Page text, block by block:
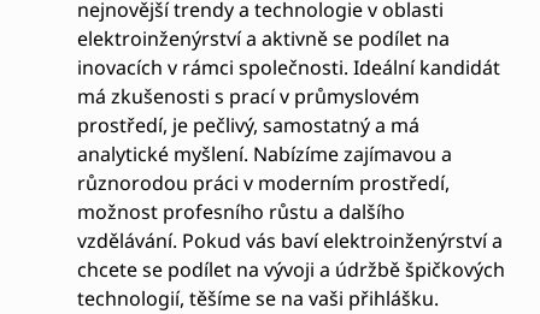
nejnovější trendy a technologie v oblasti
elektroinženýrství a aktivně se podílet na
inovacích v rámci společnosti. Ideální kandidát
má zkušenosti s prací v průmyslovém
prostředí, je pečlivý, samostatný a má
analytické myšlení. Nabízíme zajímavou a
různorodou práci v moderním prostředí,
možnost profesního růstu a dalšího
vzdělávání. Pokud vás baví elektroinženýrství a
chcete se podílet na vývoji a údržbě špičkových
technologií, těšíme se na vaši přihlášku.